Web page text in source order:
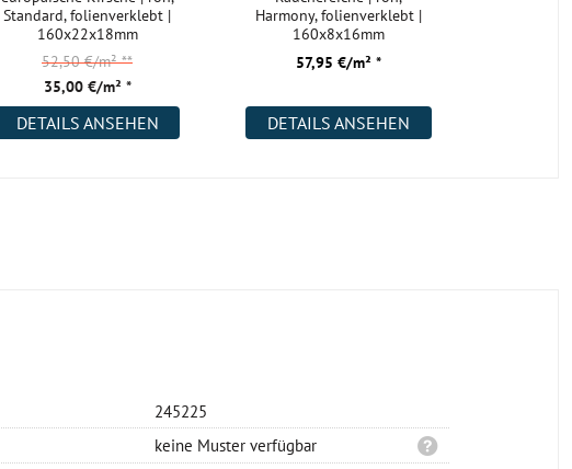
Standard, folienverklebt |
160x22x18mm
35,00 €/m² *
52,50 €/m²**
DETAILS ANSEHEN
Harmony, folienverklebt |
160x8x16mm
57,95 €/m² *
DETAILS ANSEHEN
245225
keine Muster verfügbar